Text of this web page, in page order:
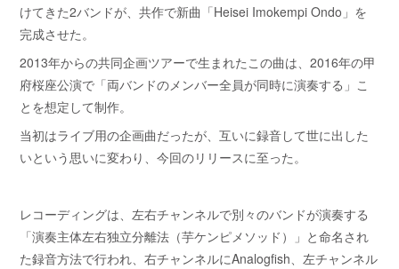
けてきた2バンドが、共作で新曲「Heisei Imokempi Ondo」を
完成させた。
2013年からの共同企画ツアーで生まれたこの曲は、2016年の甲
府桜座公演で「両バンドのメンバー全員が同時に演奏する」こ
とを想定して制作。
当初はライブ用の企画曲だったが、互いに録音して世に出した
いという思いに変わり、今回のリリースに至った。
レコーディングは、左右チャンネルで別々のバンドが演奏する
「演奏主体左右独立分離法（芋ケンピメソッド）」と命名され
た録音方法で行われ、右チャンネルにAnalogfish、左チャンネル